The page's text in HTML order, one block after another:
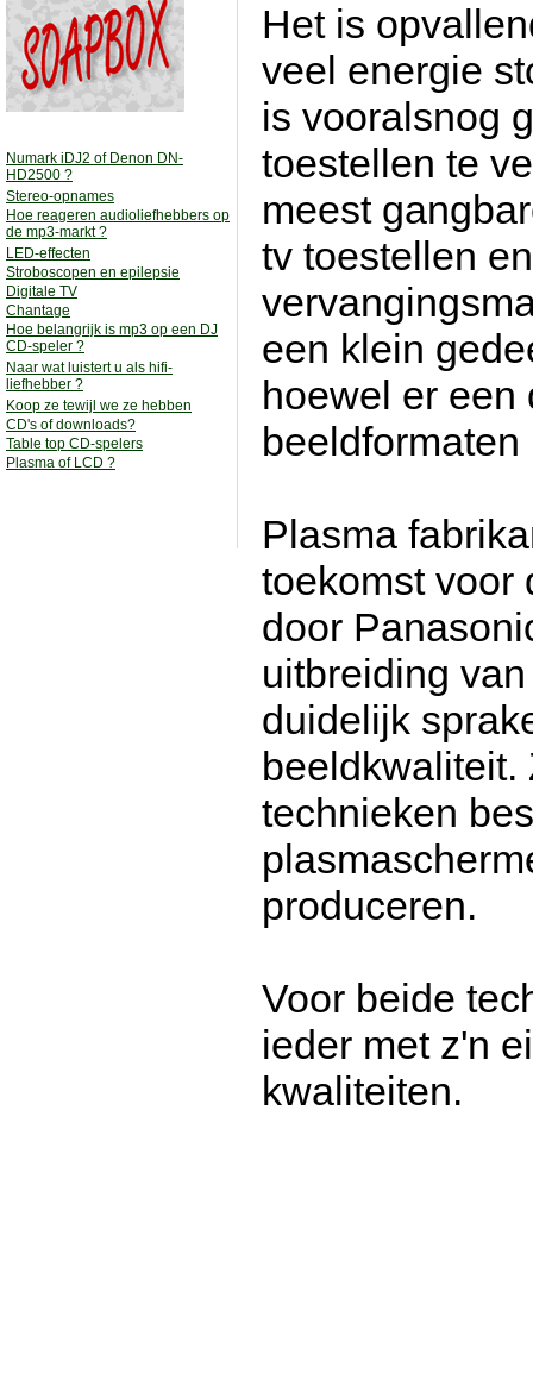
Numark iDJ2 of Denon DN-
HD2500 ?
Stereo-opnames
Hoe reageren audioliefhebbers op
de mp3-markt ?
LED-effecten
Stroboscopen en epilepsie
Digitale TV
Chantage
Hoe belangrijk is mp3 op een DJ
CD-speler ?
Naar wat luistert u als hifi-
liefhebber ?
Koop ze tewijl we ze hebben
CD's of downloads?
Table top CD-spelers
Plasma of LCD ?
Het is
veel energie
is vooralsnog
toestellen te
meest
tv toestellen
een klein
hoewel er een
Plasma
toekomst voor
door
uitbreiding
duidelijk
beeldkwaliteit.
technieken
produceren.
Voor beide
ieder met z'n
kwaliteiten.